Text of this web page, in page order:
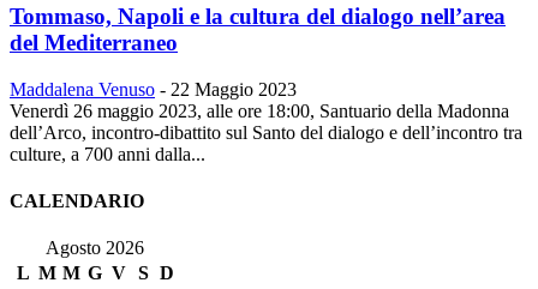
Tommaso, Napoli e la cultura del dialogo nell’area
del Mediterraneo
Maddalena Venuso - 22 Maggio 2023
Venerdì 26 maggio 2023, alle ore 18:00, Santuario della Madonna
dell’Arco, incontro-dibattito sul Santo del dialogo e dell’incontro tra
culture, a 700 anni dalla...
CALENDARIO
Agosto 2026
L M M G V S D